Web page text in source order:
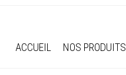
ACCUEIL NOS PRODUITS